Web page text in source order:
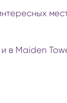
в Maiden